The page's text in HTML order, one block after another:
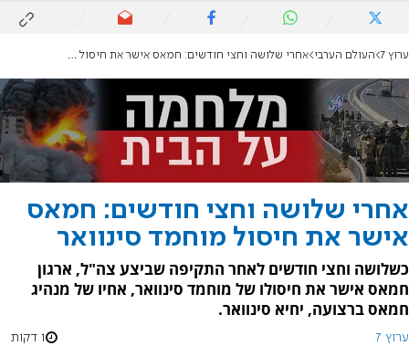
ערוץ 7 העולם הערבי אחרי שלושה וחצי חודשים: חמאס אישר את חיסול מוחמד סינוואר
אחרי שלושה וחצי חודשים: חמאס
אישר את חיסול מוחמד סינוואר
כשלושה וחצי חודשים לאחר התקיפה שביצע צה"ל, ארגון
חמאס אישר את חיסולו של מוחמד סינוואר, אחיו של מנהיג
חמאס ברצועה, יחיא סינוואר.
ערוץ 7 1 דקות